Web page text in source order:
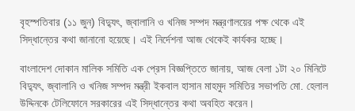
বৃহস্পতিবার (১১ জুন) বিদ্যুৎ, জ্বালানি ও খনিজ সম্পদ মন্ত্রণালয়ের পক্ষ থেকে এই
সিদ্ধান্তের কথা জানানো হয়েছে। এই নির্দেশনা আজ থেকেই কার্যকর হচ্ছে।
বাংলাদেশ দোকান মালিক সমিতি এক প্রেস বিজ্ঞপ্তিতে জানায়, আজ বেলা ১টা ২০ মিনিটে
বিদ্যুৎ, জ্বালানি ও খনিজ সম্পদ মন্ত্রী ইকবাল হাসান মাহমুদ সমিতির সভাপতি মো. হেলাল
উদ্দিনকে টেলিফোনে সরকারের এই সিদ্ধান্তের কথা অবহিত করেন।